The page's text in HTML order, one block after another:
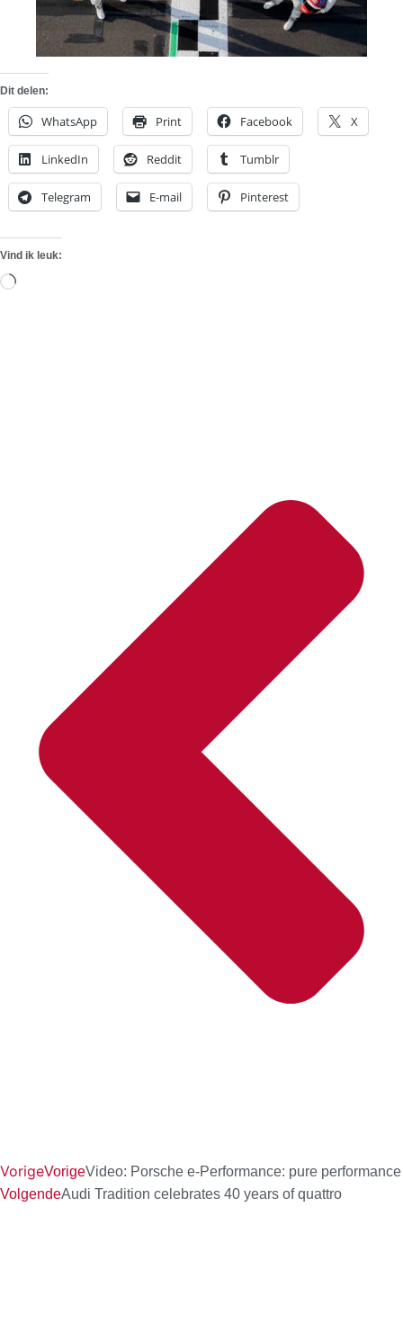
Dit delen:
WhatsApp Print Facebook X
LinkedIn Reddit Tumblr
Telegram E-mail Pinterest
Vind ik leuk:
Aan
VorigeVorigeVideo: Porsche e-Performance: pure performance
VolgendeAudi Tradition celebrates 40 years of quattro